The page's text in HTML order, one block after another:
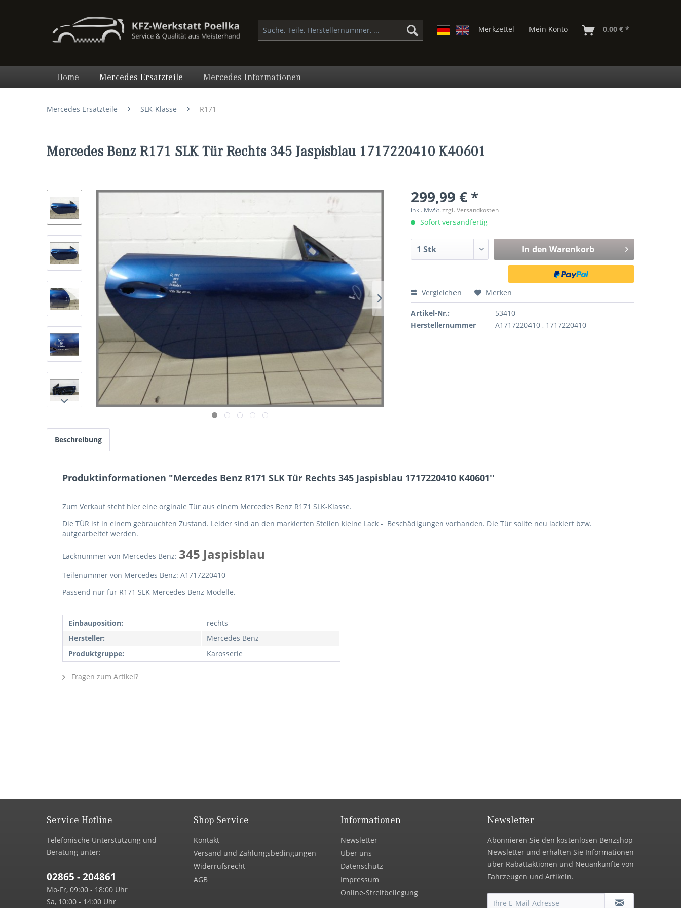
Merkzettel Mein Konto 0,00 € *
Home Mercedes Ersatzteile Mercedes Informationen
Mercedes Ersatzteile SLK-Klasse R171
Mercedes Benz R171 SLK Tür Rechts 345 Jaspisblau 1717220410 K40601
299,99 € *
inkl. MwSt.zzgl. Versandkosten
Sofort versandfertig
In den Warenkorb
Vergleichen Merken
Artikel-Nr.:
53410
Herstellernummer
A1717220410 , 1717220410
Beschreibung
Produktinformationen "Mercedes Benz R171 SLK Tür Rechts 345 Jaspisblau 1717220410 K40601"
Zum Verkauf steht hier eine orginale Tür aus einem Mercedes Benz R171 SLK-Klasse.
Die TÜR ist in einem gebrauchten Zustand. Leider sind an den markierten Stellen kleine Lack - Beschädigungen vorhanden. Die Tür sollte neu lackiert bzw.
aufgearbeitet werden.
Lacknummer von Mercedes Benz: 345 Jaspisblau
Teilenummer von Mercedes Benz: A1717220410
Passend nur für R171 SLK Mercedes Benz Modelle.
Einbauposition:
rechts
Hersteller:
Mercedes Benz
Produktgruppe:
Karosserie
Fragen zum Artikel?
Service Hotline
Telefonische Unterstützung und
Beratung unter:
02865 - 204861
Mo-Fr, 09:00 - 18:00 Uhr
Sa, 10:00 - 14:00 Uhr
Shop Service
Kontakt
Versand und Zahlungsbedingungen
Widerrufsrecht
AGB
Informationen
Newsletter
Über uns
Datenschutz
Impressum
Online-Streitbeilegung
Newsletter
Abonnieren Sie den kostenlosen Benzshop
Newsletter und erhalten Sie Informationen
über Rabattaktionen und Neuankünfte von
Fahrzeugen und Artikeln.